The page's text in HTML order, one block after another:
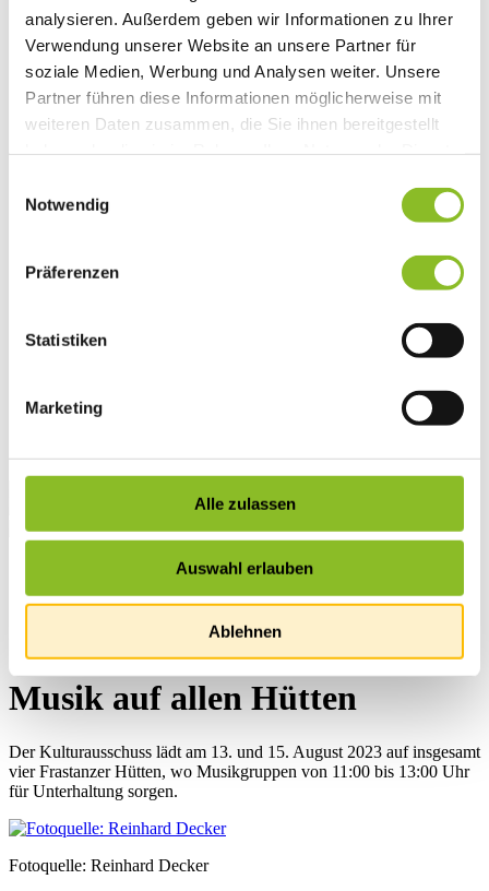
analysieren. Außerdem geben wir Informationen zu Ihrer
Verwendung unserer Website an unsere Partner für
soziale Medien, Werbung und Analysen weiter. Unsere
Partner führen diese Informationen möglicherweise mit
weiteren Daten zusammen, die Sie ihnen bereitgestellt
Notwendig
Präferenzen
Statistiken
Marketing
Alle zulassen
Auswahl erlauben
Ablehnen
Vereinsleben
Vereinsservice
Liste der Frastanzer Vereine
Veranstaltungen
Veranstaltungskalender
Wirtschaft
Unternehmen & Standort
Nahversorgerliste
News
Musik auf allen Hütten
Der Kulturausschuss lädt am 13. und 15. August 2023 auf insgesamt
vier Frastanzer Hütten, wo Musikgruppen von 11:00 bis 13:00 Uhr
für Unterhaltung sorgen.
Fotoquelle: Reinhard Decker